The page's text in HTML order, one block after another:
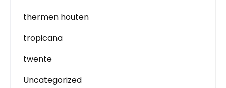
thermen houten
tropicana
twente
Uncategorized